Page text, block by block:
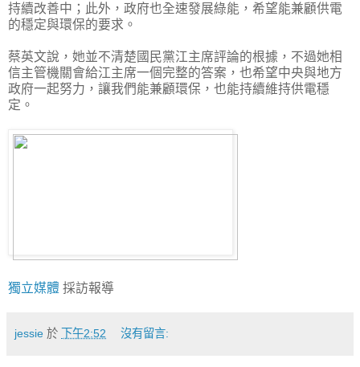
持續改善中；此外，政府也全速發展綠能，希望能兼顧供電
的穩定與環保的要求。
蔡英文說，她並不清楚國民黨江主席評論的根據，不過她相
信主管機關會給江主席一個完整的答案，也希望中央與地方
政府一起努力，讓我們能兼顧環保，也能持續維持供電穩
定。
獨立媒體 採訪報導
jessie 於 下午2:52 沒有留言: